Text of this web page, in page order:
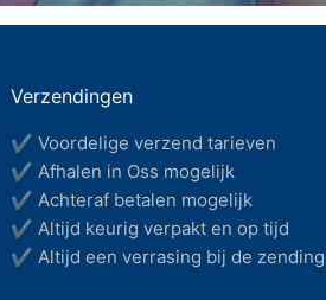
Verzendingen
✔ Voordelige verzend tarieven
✔ Afhalen in Oss mogelijk
✔ Achteraf betalen mogelijk
✔ Altijd keurig verpakt en op tijd
✔ Altijd een verrasing bij de zending